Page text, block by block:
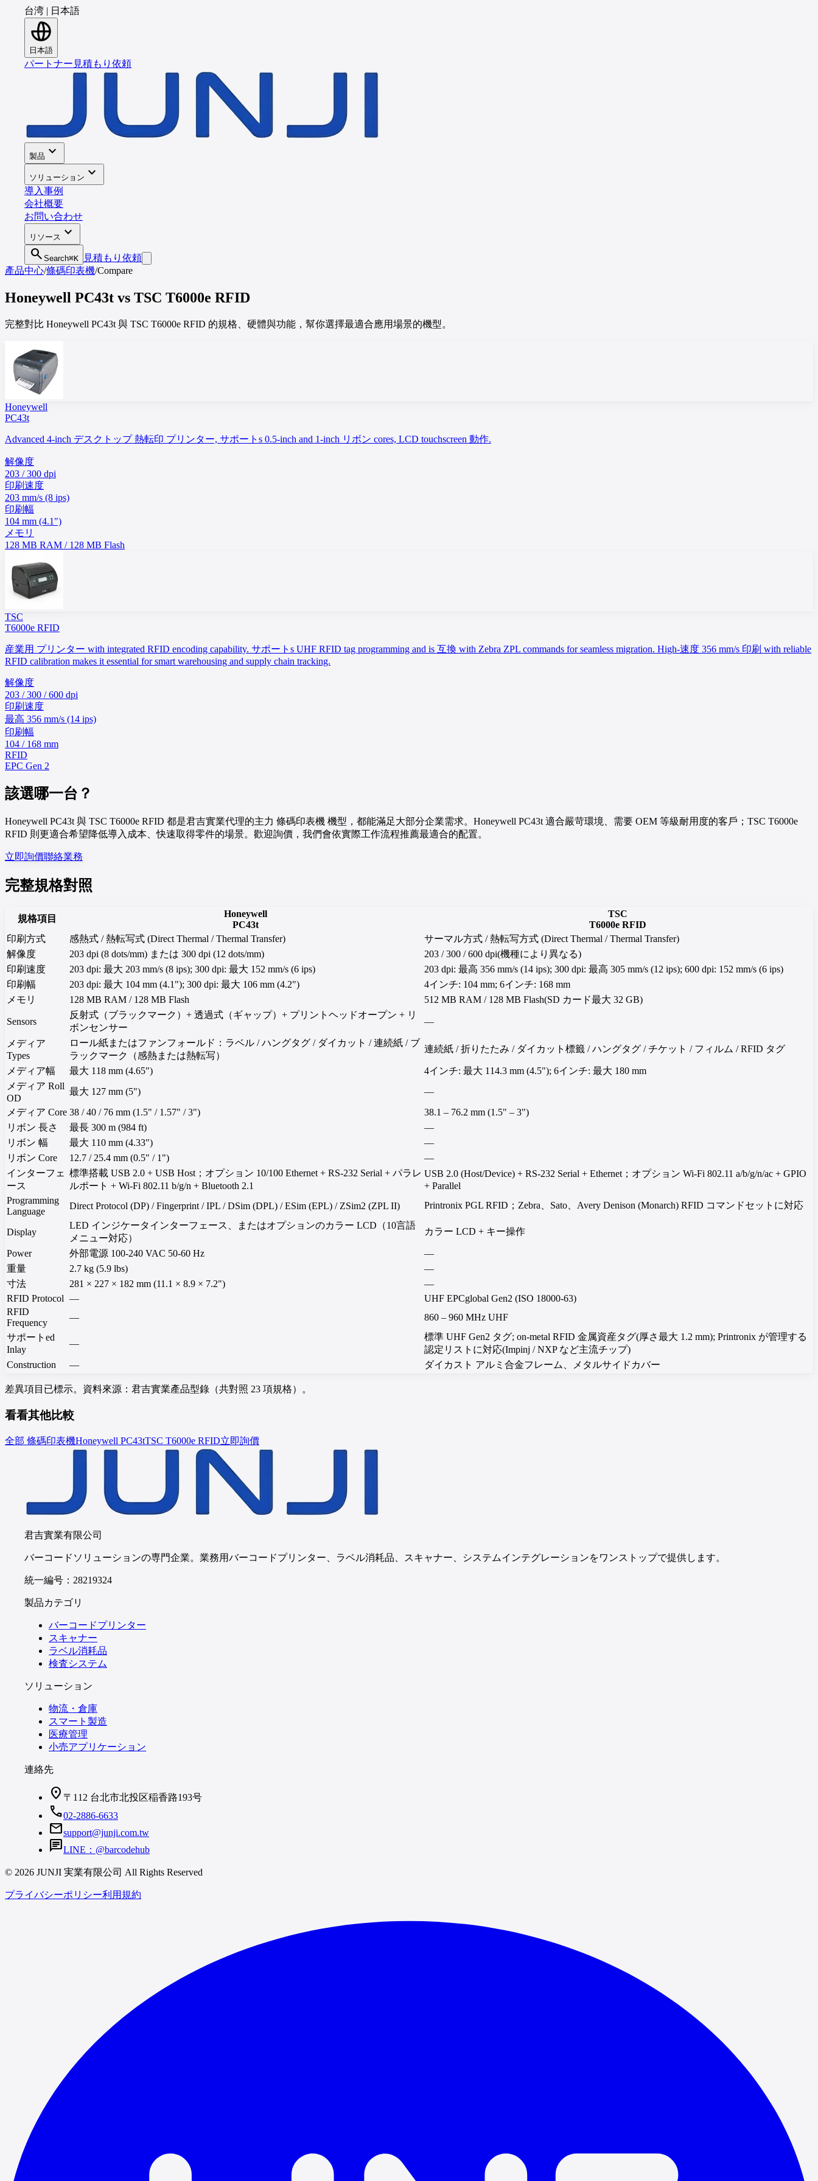
台湾 | 日本語
日本語
パートナー 見積もり依頼
製品 expand_more
ソリューション expand_more
導入事例
会社概要
お問い合わせ
リソース expand_more
search Search⌘K
見積もり依頼
產品中心/條碼印表機/Compare
Honeywell PC43t vs TSC T6000e RFID
完整對比 Honeywell PC43t 與 TSC T6000e RFID 的規格、硬體與功能，幫你選擇最適合應用場景的機型。
Honeywell
PC43t
Advanced 4-inch デスクトップ 熱転印 プリンター, サポートs 0.5-inch and 1-inch リボン cores, LCD touchscreen 動作.
解像度
203 / 300 dpi
印刷速度
203 mm/s (8 ips)
印刷幅
104 mm (4.1")
メモリ
128 MB RAM / 128 MB Flash
TSC
T6000e RFID
産業用 プリンター with integrated RFID encoding capability. サポートs UHF RFID tag programming and is 互換 with Zebra ZPL commands for seamless migration. High-速度 356 mm/s 印刷 with reliable
RFID calibration makes it essential for smart warehousing and supply chain tracking.
解像度
203 / 300 / 600 dpi
印刷速度
最高 356 mm/s (14 ips)
印刷幅
104 / 168 mm
RFID
EPC Gen 2
該選哪一台？
Honeywell PC43t 與 TSC T6000e RFID 都是君吉實業代理的主力 條碼印表機 機型，都能滿足大部分企業需求。Honeywell PC43t 適合嚴苛環境、需要 OEM 等級耐用度的客戶；TSC T6000e
RFID 則更適合希望降低導入成本、快速取得零件的場景。歡迎詢價，我們會依實際工作流程推薦最適合的配置。
立即詢價聯絡業務
完整規格對照
規格項目
Honeywell
PC43t
TSC
T6000e RFID
印刷方式
感熱式 / 熱転写式 (Direct Thermal / Thermal Transfer)
サーマル方式 / 熱転写方式 (Direct Thermal / Thermal Transfer)
解像度
203 dpi (8 dots/mm) または 300 dpi (12 dots/mm)
203 / 300 / 600 dpi(機種により異なる)
印刷速度
203 dpi: 最大 203 mm/s (8 ips); 300 dpi: 最大 152 mm/s (6 ips)
203 dpi: 最高 356 mm/s (14 ips); 300 dpi: 最高 305 mm/s (12 ips); 600 dpi: 152 mm/s (6 ips)
印刷幅
203 dpi: 最大 104 mm (4.1"); 300 dpi: 最大 106 mm (4.2")
4インチ: 104 mm; 6インチ: 168 mm
メモリ
128 MB RAM / 128 MB Flash 512 MB RAM / 128 MB Flash(SD カード最大 32 GB)
Sensors
反射式（ブラックマーク）+ 透過式（ギャップ）+ プリントヘッドオープン + リ
ボンセンサー
—
メディア
Types
ロール紙またはファンフォールド：ラベル / ハングタグ / ダイカット / 連続紙 / ブ
ラックマーク（感熱または熱転写）
連続紙 / 折りたたみ / ダイカット標籤 / ハングタグ / チケット / フィルム / RFID タグ
メディア幅 最大 118 mm (4.65")
4インチ: 最大 114.3 mm (4.5"); 6インチ: 最大 180 mm
メディア Roll
OD
最大 127 mm (5")
—
メディア Core 38 / 40 / 76 mm (1.5" / 1.57" / 3")
38.1 – 76.2 mm (1.5" – 3")
リボン 長さ
最長 300 m (984 ft)
—
リボン 幅
最大 110 mm (4.33")
—
リボン Core
12.7 / 25.4 mm (0.5" / 1")
—
インターフェ
ース
標準搭載 USB 2.0 + USB Host；オプション 10/100 Ethernet + RS-232 Serial + パラレ
ルポート + Wi-Fi 802.11 b/g/n + Bluetooth 2.1
USB 2.0 (Host/Device) + RS-232 Serial + Ethernet；オプション Wi-Fi 802.11 a/b/g/n/ac + GPIO
+ Parallel
Programming
Language
Direct Protocol (DP) / Fingerprint / IPL / DSim (DPL) / ESim (EPL) / ZSim2 (ZPL II) Printronix PGL RFID；Zebra、Sato、Avery Denison (Monarch) RFID コマンドセットに対応
Display
LED インジケータインターフェース、またはオプションのカラー LCD（10言語
メニュー対応）
カラー LCD + キー操作
Power 外部電源 100-240 VAC 50-60 Hz
—
重量
2.7 kg (5.9 lbs)
—
寸法
281 × 227 × 182 mm (11.1 × 8.9 × 7.2")
—
RFID Protocol —
UHF EPCglobal Gen2 (ISO 18000-63)
RFID
Frequency
—
860 – 960 MHz UHF
サポートed
Inlay
—
標準 UHF Gen2 タグ; on-metal RFID 金属資産タグ(厚さ最大 1.2 mm); Printronix が管理する
認定リストに対応(Impinj / NXP など主流チップ)
Construction
— ダイカスト アルミ合金フレーム、メタルサイドカバー
差異項目已標示。資料來源：君吉實業產品型錄（共對照 23 項規格）。
看看其他比較
全部 條碼印表機Honeywell PC43tTSC T6000e RFID立即詢價
君吉實業有限公司
バーコードソリューションの専門企業。業務用バーコードプリンター、ラベル消耗品、スキャナー、システムインテグレーションをワンストップで提供します。
統一編号：28219324
製品カテゴリ
バーコードプリンター
スキャナー
ラベル消耗品
検査システム
ソリューション
物流・倉庫
スマート製造
医療管理
小売アプリケーション
連絡先
location_on 〒112 台北市北投区稲香路193号
call02-2886-6633
mailsupport@junji.com.tw
chatLINE：@barcodehub
© 2026 JUNJI 実業有限公司 All Rights Reserved
プライバシーポリシー利用規約